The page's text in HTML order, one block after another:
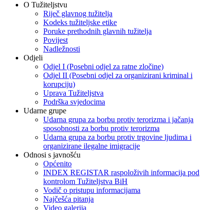
O Tužiteljstvu
Riječ glavnog tužitelja
Kodeks tužiteljske etike
Poruke prethodnih glavnih tužitelja
Povijest
Nadležnosti
Odjeli
Odjel I (Posebni odjel za ratne zločine)
Odjel II (Posebni odjel za organizirani kriminal i
korupciju)
Uprava Tužiteljstva
Podrška svjedocima
Udarne grupe
Udarna grupa za borbu protiv terorizma i jačanja
sposobnosti za borbu protiv terorizma
Udarna grupa za borbu protiv trgovine ljudima i
organizirane ilegalne imigracije
Odnosi s javnošću
Općenito
INDEX REGISTAR raspoloživih informacija pod
kontrolom Tužiteljstva BiH
Vodič o pristupu informacijama
Najčešća pitanja
Video galerija